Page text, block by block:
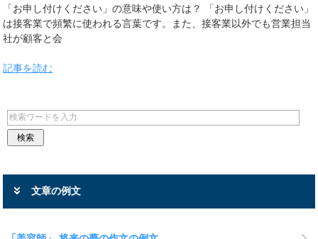
「お申し付けください」の意味や使い方は？ 「お申し付けください」
は接客業で頻繁に使われる言葉です。また、接客業以外でも営業担当
社が顧客と会
記事を読む
文章の例文